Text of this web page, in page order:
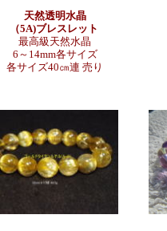
天然透明水晶
（5A)ブレスレット
最高級天然水晶
6～14mm各サイズ
各サイズ40㎝連 売り